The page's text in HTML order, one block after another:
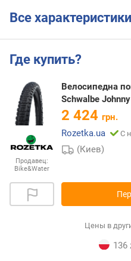
Все характеристики
Где купить?
Продавец:
Bike&Water
Велосипедна
Schwalbe
2 424 грн.
Rozetka.ua
С
(Киев)
Цены в
136